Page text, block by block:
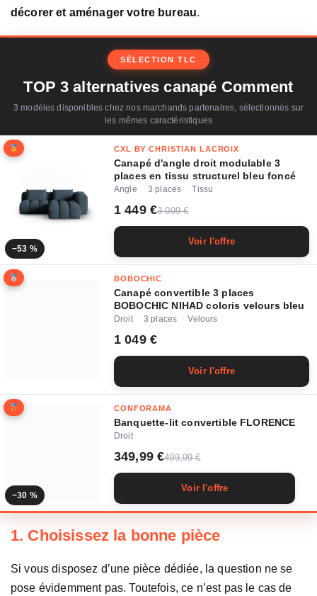
décorer et aménager votre bureau.
SÉLECTION TLC
TOP 3 alternatives canapé Comment
3 modèles disponibles chez nos marchands partenaires, sélectionnés sur
les mêmes caractéristiques
−53 %
CXL BY CHRISTIAN LACROIX
Canapé d'angle droit modulable 3
places en tissu structurel bleu foncé
Angle · 3 places · Tissu
1 449 €3 099 €
Voir l'offre
BOBOCHIC
Canapé convertible 3 places
BOBOCHIC NIHAD coloris velours bleu
Droit · 3 places · Velours
1 049 €
Voir l'offre
−30 %
CONFORAMA
Banquette-lit convertible FLORENCE
Droit
349,99 €499,99 €
Voir l'offre
1. Choisissez la bonne pièce
Si vous disposez d’une pièce dédiée, la question ne se
pose évidemment pas. Toutefois, ce n’est pas le cas de